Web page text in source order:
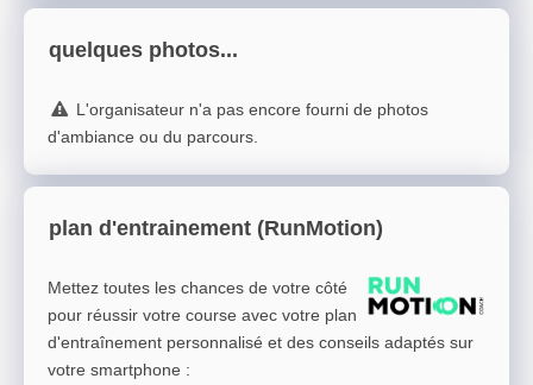
quelques photos...
L'organisateur n'a pas encore fourni de photos
d'ambiance ou du parcours.
plan d'entrainement (RunMotion)
Mettez toutes les chances de votre côté
pour réussir votre course avec votre plan
d'entraînement personnalisé et des conseils adaptés sur
votre smartphone :